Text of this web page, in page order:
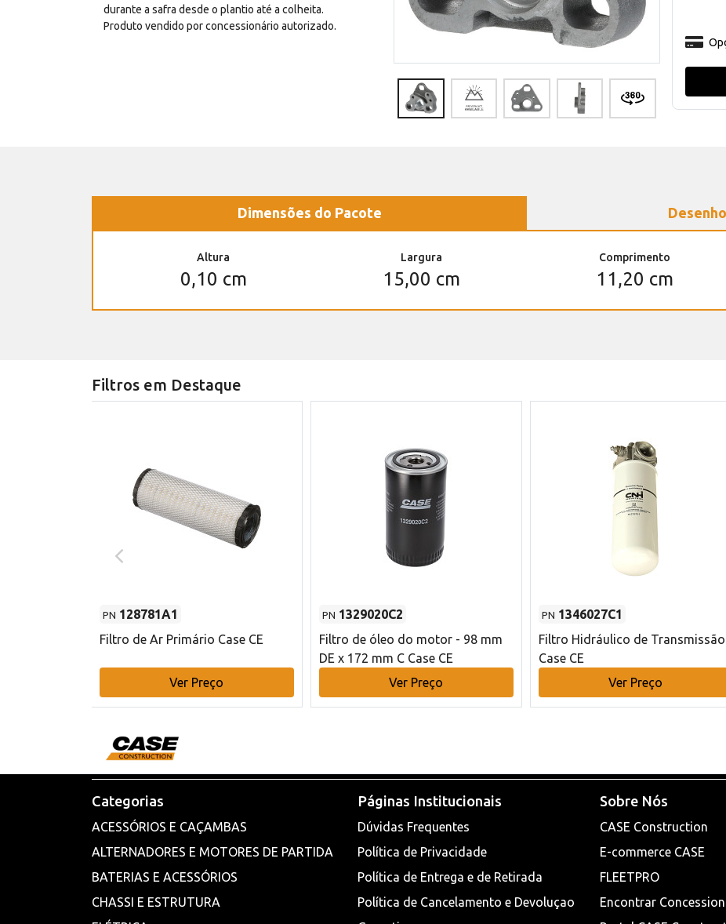
durante a safra desde o plantio até a colheita.
Produto vendido por concessionário autorizado.
Dimensões do Pacote
Altura
0,10 cm
Largura
15,00 cm
Comprimento
11,20 cm
Filtros em Destaque
PN 128781A1
Filtro de Ar Primário Case CE
Ver Preço
PN 1329020C2
Filtro de óleo do motor - 98 mm
DE x 172 mm C Case CE
Ver Preço
PN 1346027C1
Filtro Hidráulico de Transmissão
Case CE
Ver Preço
Categorias
ACESSÓRIOS E CAÇAMBAS
ALTERNADORES E MOTORES DE PARTIDA
BATERIAS E ACESSÓRIOS
CHASSI E ESTRUTURA
Páginas Institucionais
Dúvidas Frequentes
Política de Privacidade
Política de Entrega e de Retirada
Política de Cancelamento e Devoluçao
Sobre Nós
CASE Construction
E-commerce CASE
FLEETPRO
Encontrar